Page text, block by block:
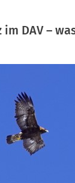
DAV –